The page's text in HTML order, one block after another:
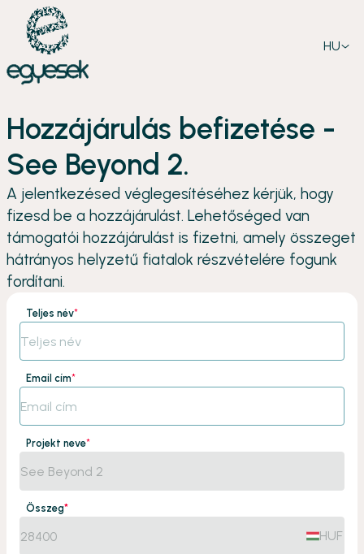
HU
Hozzájárulás befizetése -
See Beyond 2.
A jelentkezésed véglegesítéséhez kérjük, hogy
fizesd be a hozzájárulást. Lehetőséged van
támogatói hozzájárulást is fizetni, amely összeget
hátrányos helyzetű fiatalok részvételére fogunk
fordítani.
Teljes név*
Email cím*
Projekt neve*
Összeg*
HUF